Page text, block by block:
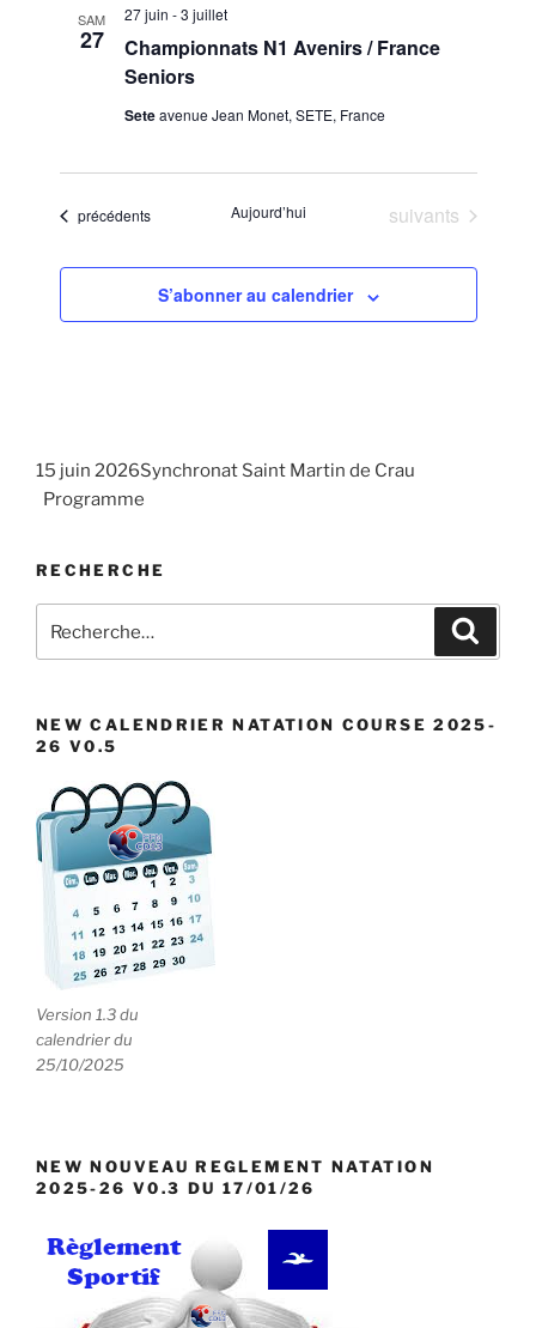
SAM
27
Championnats N1 Avenirs / France
Seniors
27 juin -3 juillet
Seteavenue Jean Monet, SETE, France
Évènements
précédents Aujourd’hui Évènements
suivants
S’abonner au calendrier
15 juin 2026Synchronat Saint Martin de Crau
Programme
RECHERCHE
pour
NEW CALENDRIER NATATION COURSE 2025-
26 V0.5
Version 1.3 du
calendrier du
25/10/2025
NEW NOUVEAU REGLEMENT NATATION
2025-26 V0.3 DU 17/01/26